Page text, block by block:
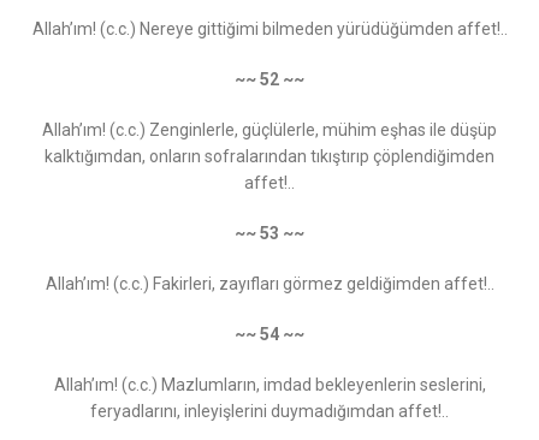
Allah’ım! (c.c.) Nereye gittiğimi bilmeden yürüdüğümden affet!..
~~ 52 ~~
Allah’ım! (c.c.) Zenginlerle, güçlülerle, mühim eşhas ile düşüp
kalktığımdan, onların sofralarından tıkıştırıp çöplendiğimden
affet!..
~~ 53 ~~
Allah’ım! (c.c.) Fakirleri, zayıfları görmez geldiğimden affet!..
~~ 54 ~~
Allah’ım! (c.c.) Mazlumların, imdad bekleyenlerin seslerini,
feryadlarını, inleyişlerini duymadığımdan affet!..